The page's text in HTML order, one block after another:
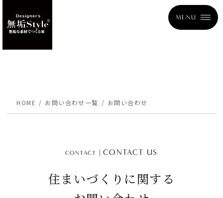
MENU
HOME お問い合わせ一覧 お問い合わせ
CONTACT CONTACT US
住まいづくりに関する